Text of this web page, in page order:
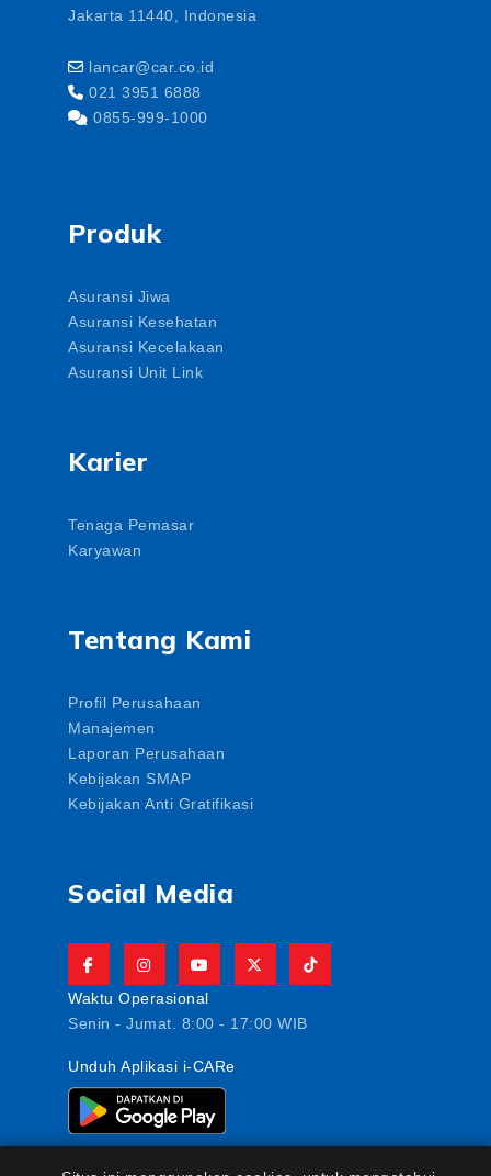
Jakarta 11440, Indonesia
lancar@car.co.id
021 3951 6888
0855-999-1000
Produk
Asuransi Jiwa
Asuransi Kesehatan
Asuransi Kecelakaan
Asuransi Unit Link
Karier
Tenaga Pemasar
Karyawan
Tentang Kami
Profil Perusahaan
Manajemen
Laporan Perusahaan
Kebijakan SMAP
Kebijakan Anti Gratifikasi
Social Media
Waktu Operasional
Senin - Jumat. 8:00 - 17:00 WIB
Unduh Aplikasi i-CARe